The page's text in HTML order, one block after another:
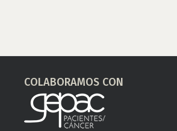
COLABORAMOS CON